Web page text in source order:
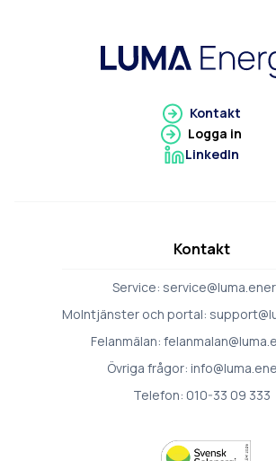
Kontakt
Logga in
LinkedIn
Gå till LinkedIn
Kontakt
Service:
Molntjänster och portal:
Felanmälan:
Övriga frågor:
Telefon: 010-33 09 333